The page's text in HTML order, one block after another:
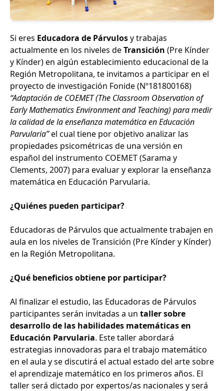
Si eres Educadora de Párvulosy trabajas
actualmente en los niveles deTransición (Pre Kínder
y Kínder) en algún establecimiento educacional de la
Región Metropolitana, te invitamos a participar en el
proyecto de investigación Fonide (Nº181800168)
“Adaptación de COEMET (The Classroom Observation of
Early Mathematics Environment and Teaching) para medir
la calidad de la enseñanza matemática en Educación
Parvularia”el cual tiene por objetivo analizar las
propiedades psicométricas de una versión en
español del instrumento COEMET (Sarama y
Clements, 2007) para evaluar y explorar la enseñanza
matemática en Educación Parvularia.
¿Quiénes pueden participar?
Educadoras de Párvulos que actualmente trabajen en
aula en los niveles de Transición (Pre Kínder y Kínder)
en la Región Metropolitana.
¿Qué beneficios obtiene por participar?
Al finalizar el estudio, las Educadoras de Párvulos
participantes serán invitadas a un taller sobre
desarrollo de las habilidades matemáticas en
Educación Parvularia. Este taller abordará
estrategias innovadoras para el trabajo matemático
en el aula y se discutirá el actual estado del arte sobre
el aprendizaje matemático en los primeros años. El
taller será dictado por expertos/as nacionales y será